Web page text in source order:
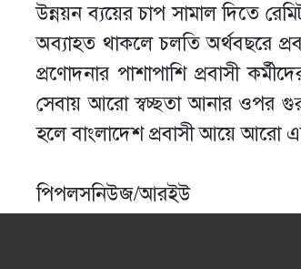
উন্নয়ন ব্যয়ের চাপ সামাল দিতে
অব্যাহত থাকলে চলতি অর্থবছরে
প্রণোদনার পাশাপাশি প্রবাসী
সেবায় আরো স্বচ্ছতা আনার ওপর
হলে বাংলাদেশ প্রবাসী আয়ে আরো
পিপলসনিউজ/আরইউ